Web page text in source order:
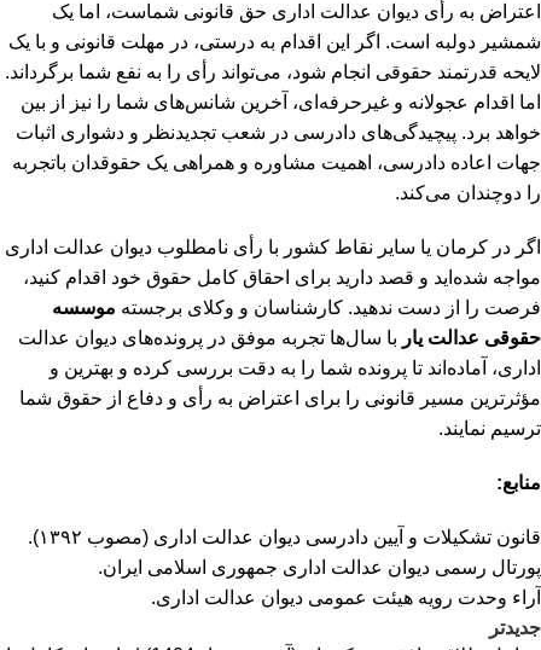
اعتراض به رأی دیوان عدالت اداری حق قانونی شماست، اما یک
شمشیر دولبه است. اگر این اقدام به درستی، در مهلت قانونی و با یک
لایحه قدرتمند حقوقی انجام شود، می‌تواند رأی را به نفع شما برگرداند.
اما اقدام عجولانه و غیرحرفه‌ای، آخرین شانس‌های شما را نیز از بین
خواهد برد. پیچیدگی‌های دادرسی در شعب تجدیدنظر و دشواری اثبات
جهات اعاده دادرسی، اهمیت مشاوره و همراهی یک حقوقدان باتجربه
را دوچندان می‌کند.
اگر در کرمان یا سایر نقاط کشور با رأی نامطلوب دیوان عدالت اداری
مواجه شده‌اید و قصد دارید برای احقاق کامل حقوق خود اقدام کنید،
فرصت را از دست ندهید. کارشناسان و وکلای برجسته موسسه
حقوقی عدالت یار با سال‌ها تجربه موفق در پرونده‌های دیوان عدالت
اداری، آماده‌اند تا پرونده شما را به دقت بررسی کرده و بهترین و
مؤثرترین مسیر قانونی را برای اعتراض به رأی و دفاع از حقوق شما
ترسیم نمایند.
منابع:
قانون تشکیلات و آیین دادرسی دیوان عدالت اداری (مصوب ۱۳۹۲).
پورتال رسمی دیوان عدالت اداری جمهوری اسلامی ایران.
آراء وحدت رویه هیئت عمومی دیوان عدالت اداری.
جدیدتر